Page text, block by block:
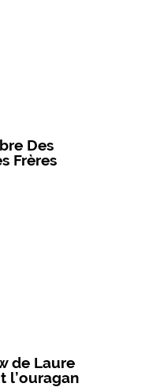
Des
Frères
de Laure
l’ouragan